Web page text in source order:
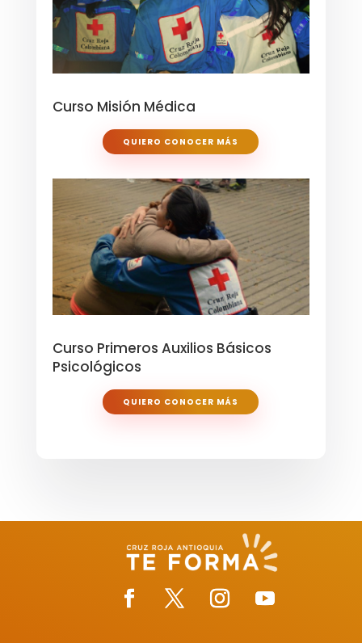
Curso Misión Médica
QUIERO CONOCER MÁS
Curso Primeros Auxilios Básicos
Psicológicos
QUIERO CONOCER MÁS